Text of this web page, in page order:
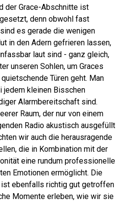
der Grace-Abschnitte ist
denn obwohl fast
es gerade die wenigen
in den Adern gefrieren lassen,
laut sind - ganz gleich,
unseren Sohlen, um Graces
Türen geht. Man
jedem kleinen Bisschen
Alarmbereitschaft sind.
Raum, der nur von einem
Radio akustisch ausgefüllt
wir auch die herausragende
die in Kombination mit der
eine rundum professionelle
Emotionen ermöglicht. Die
ist ebenfalls richtig gut getroffen
Momente erleben, wie wir sie